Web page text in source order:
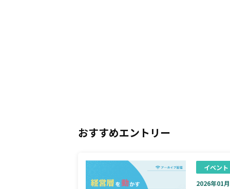
おすすめエントリー
イベント
2026年01